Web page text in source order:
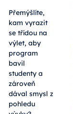
Přemýšlíte,
kam vyrazit
se třídou na
výlet, aby
program
bavil
studenty a
zároveň
dával smysl z
pohledu